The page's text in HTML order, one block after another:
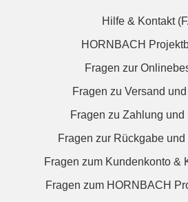
Hilfe & Kontakt
HORNBACH
Fragen zur
Fragen zu Versand
Fragen zu Zahlung und
Fragen zur Rückgabe
Fragen zum Kundenkonto &
Fragen zum HORNBACH